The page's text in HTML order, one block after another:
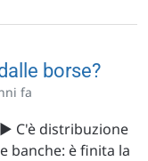
borse?
fa
C'è distribuzione
banche: è finita la